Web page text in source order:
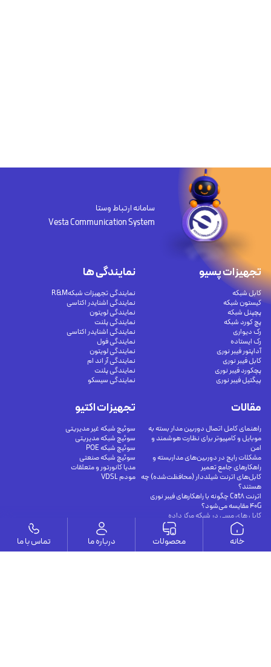
سامانه ارتباط وستا
Vesta Communication System
وستا
تجهیزات پسیو
کابل شبکه
کیستون شبکه
پچپنل شبکه
پچ کورد شبکه
رک دیواری
رک ایستاده
آداپتور فیبر نوری
کابل فیبر نوری
پچکورد فیبر نوری
پیگتیل فیبر نوری
تجهیزات اکتیو
سوئیچ شبکه غیر مدیریتی
سوئیچ شبکه مدیریتی
سوئیچ شبکه POE
سوئیچ شبکه صنعتی
مدیا کانورتور و متعلقات
مودم VDSL
نمایندگی ها
نمایندگی تجهیزات شبکهR&M
نمایندگی اشنایدر اکتاسی
نمایندگی لویتون
نمایندگی پلنت
نمایندگی اشنایدر اکتاسی
نمایندگی فول
نمایندگی لویتون
نمایندگی آر اند ام
نمایندگی پلنت
نمایندگی سیسکو
مقالات
راهنمای کامل اتصال دوربین مدار بسته به
موبایل و کامپیوتر برای نظارت هوشمند و
امن
مشکلات رایج در دوربین‌های مداربسته و
راهکارهای جامع تعمیر
کابل‌های اترنت شیلددار (محافظت‌شده) چه
هستند؟
اترنت Cat8 چگونه با راهکارهای فیبر نوری
40G مقایسه می‌شود؟
کابل های مسی در شبکه مرکز داده
خانه محصولات درباره ما تماس با ما